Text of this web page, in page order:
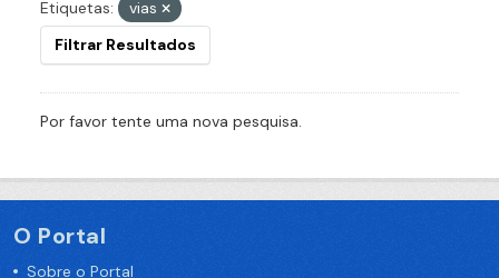
Etiquetas:
vias
Filtrar Resultados
Por favor tente uma nova pesquisa.
O Portal
Sobre o Portal